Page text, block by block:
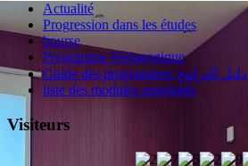
Actualité
Progression dans les études
bourse
Programme Pédagogique
Guide des programmes دليل البرامج
liste des modules enseignés
Visiteurs